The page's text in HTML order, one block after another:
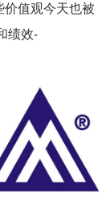
价值观今天也被
绩效-